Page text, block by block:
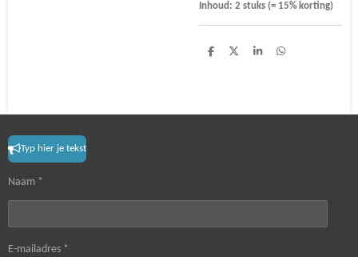
Inhoud: 2 stuks (= 15% korting)
S
S
S
S
Typ hier je tekst
Naam *
E-mailadres *